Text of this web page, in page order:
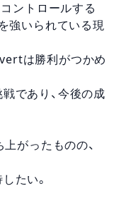
ントロールする
強いられている現
は勝利がつかめ
であり、今後の成
がったものの、
たい。